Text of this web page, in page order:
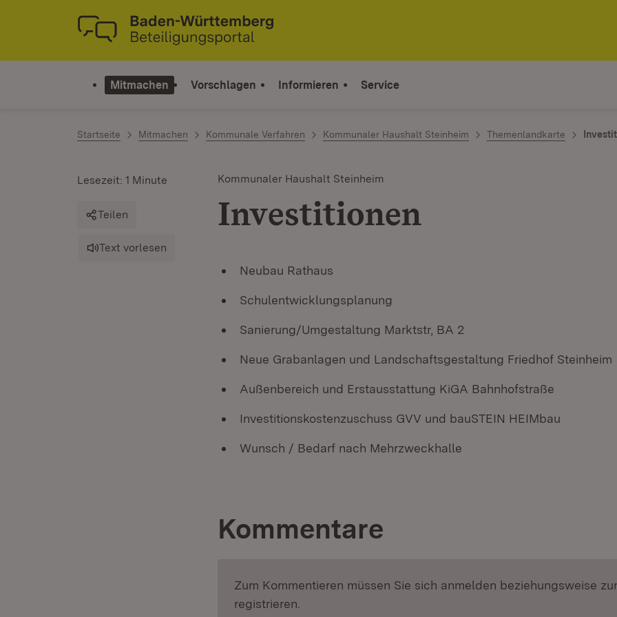
Zum Inhalt springen
Link zur Startseite
Mitmachen Vorschlagen Informieren Service
Startseite Mitmachen Kommunale Verfahren Kommunaler Haushalt Steinheim Themenlandkarte
Kommunaler Haushalt Steinheim
Investitionen
Lesezeit: 1 Minute
Teilen
Text vorlesen
Neubau Rathaus
Schulentwicklungsplanung
Sanierung/Umgestaltung Marktstr, BA 2
Neue Grabanlagen und Landschaftsgestaltung Friedhof Steinheim
Außenbereich und Erstausstattung KiGA Bahnhofstraße
Investitionskostenzuschuss GVV und bauSTEIN HEIMbau
Wunsch / Bedarf nach Mehrzweckhalle
Kommentare
Zum Kommentieren müssen Sie sich anmelden beziehungsweise
registrieren.